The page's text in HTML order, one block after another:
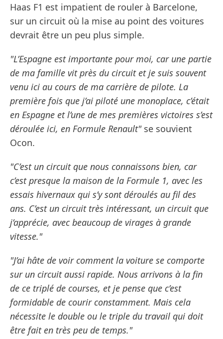
Haas F1 est impatient de rouler à Barcelone,
sur un circuit où la mise au point des voitures
devrait être un peu plus simple.
"L’Espagne est importante pour moi, car une partie
de ma famille vit près du circuit et je suis souvent
venu ici au cours de ma carrière de pilote. La
première fois que j’ai piloté une monoplace, c’était
en Espagne et l’une de mes premières victoires s’est
déroulée ici, en Formule Renault"se souvient
Ocon.
"C’est un circuit que nous connaissons bien, car
c’est presque la maison de la Formule 1, avec les
essais hivernaux qui s’y sont déroulés au fil des
ans. C’est un circuit très intéressant, un circuit que
j’apprécie, avec beaucoup de virages à grande
vitesse."
"J’ai hâte de voir comment la voiture se comporte
sur un circuit aussi rapide. Nous arrivons à la fin
de ce triplé de courses, et je pense que c’est
formidable de courir constamment. Mais cela
nécessite le double ou le triple du travail qui doit
être fait en très peu de temps."